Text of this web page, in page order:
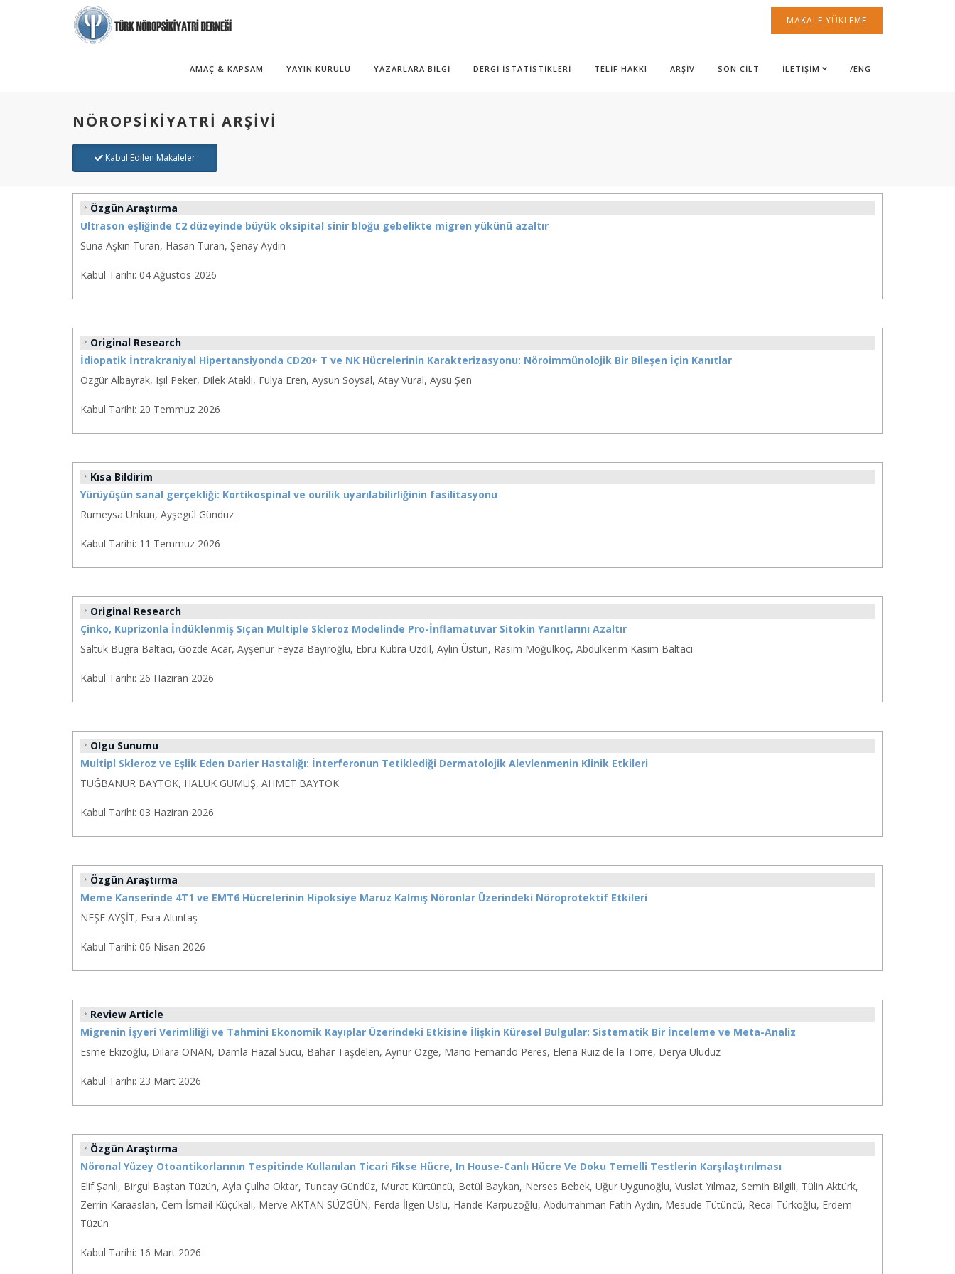
MAKALE YÜKLEME
AMAÇ & KAPSAM YAYIN KURULU YAZARLARA BİLGİ DERGİ İSTATİSTİKLERİ TELİF HAKKI ARŞİV SON CİLT İLETİŞİM /ENG
NÖROPSİKİYATRİ ARŞİVİ
Kabul Edilen Makaleler
Özgün Araştırma
Ultrason eşliğinde C2 düzeyinde büyük oksipital sinir bloğu gebelikte migren yükünü azaltır
Suna Aşkın Turan, Hasan Turan, Şenay Aydın
Kabul Tarihi: 04 Ağustos 2026
Original Research
İdiopatik İntrakraniyal Hipertansiyonda CD20+ T ve NK Hücrelerinin Karakterizasyonu: Nöroimmünolojik Bir Bileşen İçin Kanıtlar
Özgür Albayrak, Işıl Peker, Dilek Ataklı, Fulya Eren, Aysun Soysal, Atay Vural, Aysu Şen
Kabul Tarihi: 20 Temmuz 2026
Kısa Bildirim
Yürüyüşün sanal gerçekliği: Kortikospinal ve ourilik uyarılabilirliğinin fasilitasyonu
Rumeysa Unkun, Ayşegül Gündüz
Kabul Tarihi: 11 Temmuz 2026
Original Research
Çinko, Kuprizonla İndüklenmiş Sıçan Multiple Skleroz Modelinde Pro-İnflamatuvar Sitokin Yanıtlarını Azaltır
Saltuk Bugra Baltacı, Gözde Acar, Ayşenur Feyza Bayıroğlu, Ebru Kübra Uzdil, Aylin Üstün, Rasim Moğulkoç, Abdulkerim Kasım Baltacı
Kabul Tarihi: 26 Haziran 2026
Olgu Sunumu
Multipl Skleroz ve Eşlik Eden Darier Hastalığı: İnterferonun Tetiklediği Dermatolojik Alevlenmenin Klinik Etkileri
TUĞBANUR BAYTOK, HALUK GÜMÜŞ, AHMET BAYTOK
Kabul Tarihi: 03 Haziran 2026
Özgün Araştırma
Meme Kanserinde 4T1 ve EMT6 Hücrelerinin Hipoksiye Maruz Kalmış Nöronlar Üzerindeki Nöroprotektif Etkileri
NEŞE AYŞİT, Esra Altıntaş
Kabul Tarihi: 06 Nisan 2026
Review Article
Migrenin İşyeri Verimliliği ve Tahmini Ekonomik Kayıplar Üzerindeki Etkisine İlişkin Küresel Bulgular: Sistematik Bir İnceleme ve Meta-Analiz
Esme Ekizoğlu, Dilara ONAN, Damla Hazal Sucu, Bahar Taşdelen, Aynur Özge, Mario Fernando Peres, Elena Ruiz de la Torre, Derya Uludüz
Kabul Tarihi: 23 Mart 2026
Özgün Araştırma
Nöronal Yüzey Otoantikorlarının Tespitinde Kullanılan Ticari Fikse Hücre, In House-Canlı Hücre Ve Doku Temelli Testlerin Karşılaştırılması
Elif Şanlı, Birgül Baştan Tüzün, Ayla Çulha Oktar, Tuncay Gündüz, Murat Kürtüncü, Betül Baykan, Nerses Bebek, Uğur Uygunoğlu, Vuslat Yılmaz, Semih Bilgili, Tülin Aktürk,
Zerrin Karaaslan, Cem İsmail Küçükali, Merve AKTAN SÜZGÜN, Ferda İlgen Uslu, Hande Karpuzoğlu, Abdurrahman Fatih Aydın, Mesude Tütüncü, Recai Türkoğlu, Erdem
Tüzün
Kabul Tarihi: 16 Mart 2026